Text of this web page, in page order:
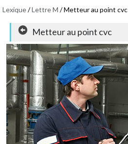
Lexique/Lettre M / Metteur au point cvc
Metteur au point cvc